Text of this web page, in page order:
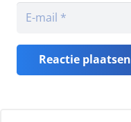
Reactie plaatsen